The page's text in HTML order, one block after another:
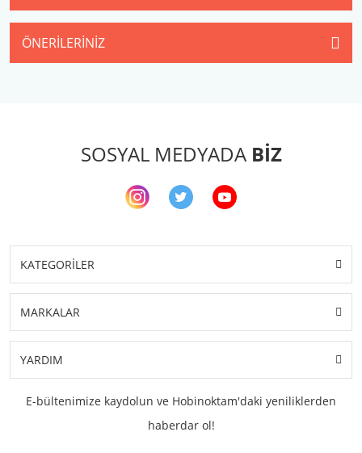
ÖNERILERINIZ
SOSYAL MEDYADA BİZ
KATEGORİLER
MARKALAR
YARDIM
E-bültenimize kaydolun ve Hobinoktam'daki yeniliklerden
haberdar ol!